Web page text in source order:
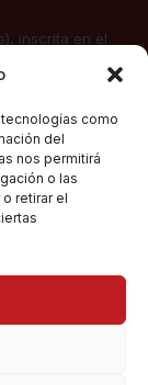
como
del
nos permitirá
o las
retirar el
inscrita en el
Nº 115,
través de su